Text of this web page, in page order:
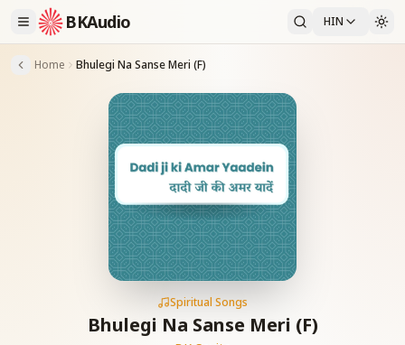
BKAudio HIN
Home Bhulegi Na Sanse Meri (F)
Spiritual Songs
Bhulegi Na Sanse Meri (F)